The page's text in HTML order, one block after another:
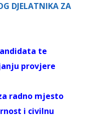
DJELATNIKA ZA
te
provjere
radno mjesto
i civilnu